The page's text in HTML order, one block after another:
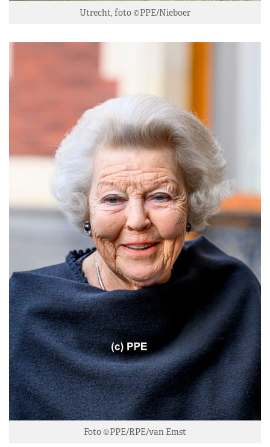
Utrecht, foto ©PPE/Nieboer
Foto ©PPE/RPE/van Emst